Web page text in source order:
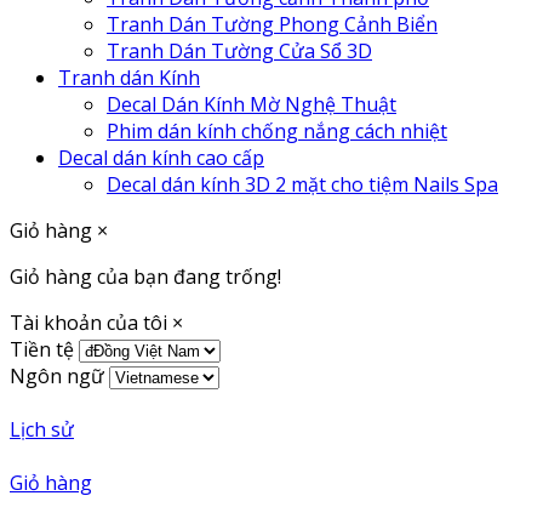
Tranh Dán Tường Phong Cảnh Biển
Tranh Dán Tường Cửa Sổ 3D
Tranh dán Kính
Decal Dán Kính Mờ Nghệ Thuật
Phim dán kính chống nắng cách nhiệt
Decal dán kính cao cấp
Decal dán kính 3D 2 mặt cho tiệm Nails Spa
Giỏ hàng ×
Giỏ hàng của bạn đang trống!
Tài khoản của tôi ×
Tiền tệ
Ngôn ngữ
Lịch sử
Giỏ hàng